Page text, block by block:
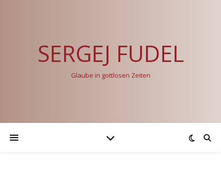
SERGEJ FUDEL
Glaube in gottlosen Zeiten